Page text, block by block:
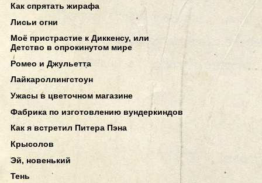
Как спрятать жирафа
Лисьи огни
Моё пристрастие к Диккенсу, или
Детство в опрокинутом мире
Ромео и Джульетта
Лайкароллингстоун
Ужасы в цветочном магазине
Фабрика по изготовлению вундеркиндов
Как я встретил Питера Пэна
Крысолов
Эй, новенький
Тень